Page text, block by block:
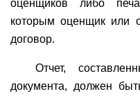
оценщиков либо
которым оценщик или
договор.
Отчет,
документа, должен